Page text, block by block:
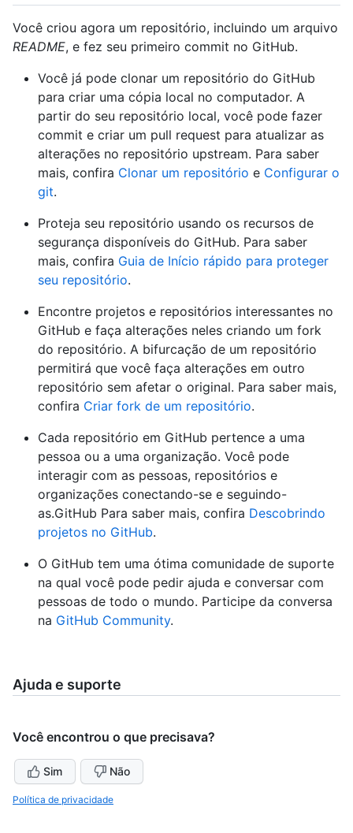
Você criou agora um repositório, incluindo um arquivo
README, e fez seu primeiro commit no GitHub.
Você já pode clonar um repositório do GitHub
para criar uma cópia local no computador. A
partir do seu repositório local, você pode fazer
commit e criar um pull request para atualizar as
alterações no repositório upstream. Para saber
mais, confira Clonar um repositório e Configurar o
git.
Proteja seu repositório usando os recursos de
segurança disponíveis do GitHub. Para saber
mais, confira Guia de Início rápido para proteger
seu repositório.
Encontre projetos e repositórios interessantes no
GitHub e faça alterações neles criando um fork
do repositório. A bifurcação de um repositório
permitirá que você faça alterações em outro
repositório sem afetar o original. Para saber mais,
confira Criar fork de um repositório.
Cada repositório em GitHub pertence a uma
pessoa ou a uma organização. Você pode
interagir com as pessoas, repositórios e
organizações conectando-se e seguindo-
as.GitHub Para saber mais, confira Descobrindo
projetos no GitHub.
O GitHub tem uma ótima comunidade de suporte
na qual você pode pedir ajuda e conversar com
pessoas de todo o mundo. Participe da conversa
na GitHub Community.
Ajuda e suporte
Você encontrou o que precisava?
Sim Não
Política de privacidade